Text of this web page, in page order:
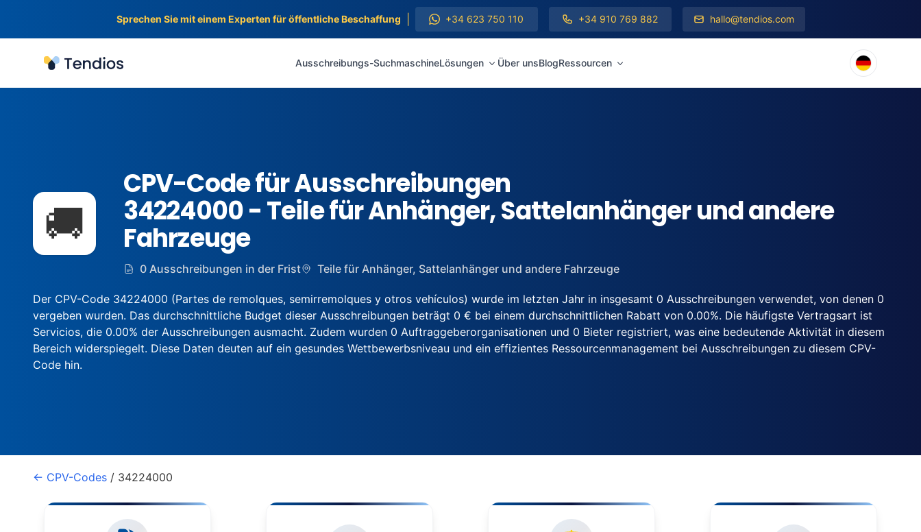
Sprechen Sie mit einem Experten für öffentliche Beschaffung +34 623 750 110 +34 910 769 882 hallo@tendios.com
Tendios Ausschreibungs-SuchmaschineLösungen Über unsBlogRessourcen
🚚
CPV-Code für Ausschreibungen
34224000 - Teile für Anhänger, Sattelanhänger und andere
Fahrzeuge
0 Ausschreibungen in der Frist Teile für Anhänger, Sattelanhänger und andere Fahrzeuge
Der CPV-Code 34224000 (Partes de remolques, semirremolques y otros vehículos) wurde im letzten Jahr in insgesamt 0 Ausschreibungen verwendet, von denen 0
vergeben wurden. Das durchschnittliche Budget dieser Ausschreibungen beträgt 0 € bei einem durchschnittlichen Rabatt von 0.00%. Die häufigste Vertragsart ist
Servicios, die 0.00% der Ausschreibungen ausmacht. Zudem wurden 0 Auftraggeberorganisationen und 0 Bieter registriert, was eine bedeutende Aktivität in diesem
Bereich widerspiegelt. Diese Daten deuten auf ein gesundes Wettbewerbsniveau und ein effizientes Ressourcenmanagement bei Ausschreibungen zu diesem CPV-
Code hin.
← CPV-Codes / 34224000